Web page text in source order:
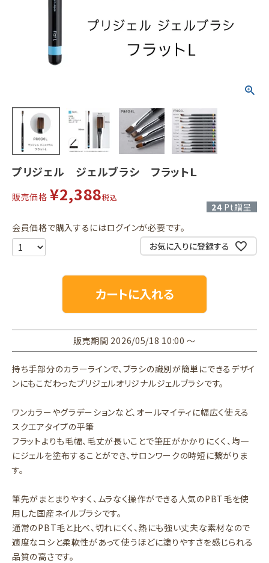
プリジェル ジェルブラシ フラットＬ
販売価格 ¥2,388税込
24 Pt贈呈
会員価格で購入するにはログインが必要です。
お気に入りに登録する
カートに入れる
販売期間 2026/05/18 10:00〜
持ち手部分のカラーラインで、ブラシの識別が簡単にできるデザイ
ンにもこだわったプリジェルオリジナルジェルブラシです。
ワンカラーやグラデーションなど、オールマイティに幅広く使える
スクエアタイプの平筆
フラットよりも毛幅、毛丈が長いことで筆圧がかかりにくく、均一
にジェルを塗布することができ、サロンワークの時短に繋がりま
す。
筆先がまとまりやすく、ムラなく操作ができる人気のPBT毛を使
用した国産ネイルブラシです。
通常のPBT毛と比べ、切れにくく、熱にも強い丈夫な素材なので
適度なコシと柔軟性があって使うほどに塗りやすさを感じられる
品質の高さです。